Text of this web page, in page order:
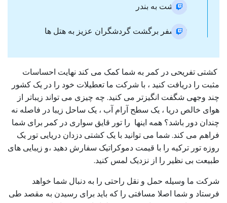
بازگشت به بندر
ترانسفر برگشت گردشگران عزیز به هتل ها
کشتی تفریحی در کمر به شما کمک می کند نهایت احساسات
مثبت را دریافت کنید ، با شرکت ما تعطیلات خود را در یک کشور
چند وجهی شگفت انگیزتر می کنید. چه چیزی می تواند زیباتر از
هوای خالص دریا ، یک سطح آرام آب ، یک ساحل زیبا در فاصله نه
چندان دور باشد؟ همه اینها را تور قایق سواری در کمر برای شما
فراهم می کند. شما می توانید با یک کشتی دزدان دریایی تور یک
روزه تور ترکیه را با قیمت دموکراتیک سفارش دهید ،و زیبایی های
طبیعت بی نظیر را از نزدیک لمس کنید.
شرکت ما وسیله حمل و نقل راحتی را به دنبال شما خواهد
فرستاد و شما اصلا مسافتی را که باید برای رسیدن به مقصد طی